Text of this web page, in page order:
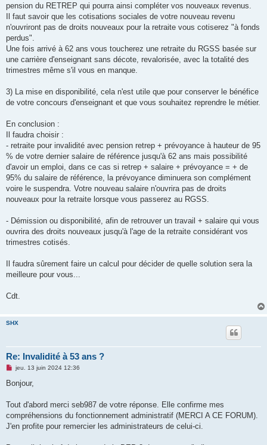
pension du RETREP qui pourra ainsi compléter vos nouveaux revenus.
Il faut savoir que les cotisations sociales de votre nouveau revenu
n'ouvriront pas de droits nouveaux pour la retraite vous cotiserez "à fonds
perdus".
Une fois arrivé à 62 ans vous toucherez une retraite du RGSS basée sur
une carrière d'enseignant sans décote, revalorisée, avec la totalité des
trimestres même s'il vous en manque.
3) La mise en disponibilité, cela n'est utile que pour conserver le bénéfice
de votre concours d'enseignant et que vous souhaitez reprendre le métier.
En conclusion :
Il faudra choisir :
- retraite pour invalidité avec pension retrep + prévoyance à hauteur de 95
% de votre dernier salaire de référence jusqu'à 62 ans mais possibilité
d'avoir un emploi, dans ce cas si retrep + salaire + prévoyance = + de
95% du salaire de référence, la prévoyance diminuera son complément
voire le suspendra. Votre nouveau salaire n'ouvrira pas de droits
nouveaux pour la retraite lorsque vous passerez au RGSS.
- Démission ou disponibilité, afin de retrouver un travail + salaire qui vous
ouvrira des droits nouveaux jusqu'à l'age de la retraite considérant vos
trimestres cotisés.
Il faudra sûrement faire un calcul pour décider de quelle solution sera la
meilleure pour vous...
Cdt.
SHX
Re: Invalidité à 53 ans ?
M
s
g
n
o
jeu. 13 juin 2024 12:36
Bonjour,
Tout d'abord merci seb987 de votre réponse. Elle confirme mes
compréhensions du fonctionnement administratif (MERCI A CE FORUM).
J'en profite pour remercier les administrateurs de celui-ci.